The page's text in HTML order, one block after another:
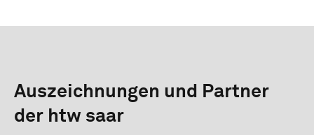
Auszeichnungen und Partner
der htw saar